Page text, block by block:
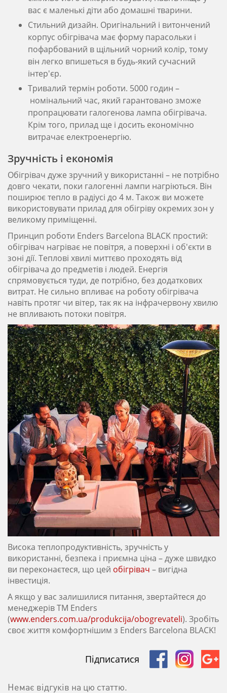
вас є маленькі діти або домашні тварини.
Стильний дизайн. Оригінальний і витончений
корпус обігрівача має форму парасольки і
пофарбований в щільний чорний колір, тому
він легко впишеться в будь-який сучасний
інтер'єр.
Тривалий термін роботи. 5000 годин –
номінальний час, який гарантовано зможе
пропрацювати галогенова лампа обігрівача.
Крім того, прилад ще і досить економічно
витрачає електроенергію.
Зручність і економія
Обігрівач дуже зручний у використанні – не потрібно
довго чекати, поки галогенні лампи нагріються. Він
поширює тепло в радіусі до 4 м. Також ви можете
використовувати прилад для обігріву окремих зон у
великому приміщенні.
Принцип роботи Enders Barcelona BLACK простий:
обігрівач нагріває не повітря, а поверхні і об'єкти в
зоні дії. Теплові хвилі миттєво проходять від
обігрівача до предметів і людей. Енергія
спрямовується туди, де потрібно, без додаткових
витрат. Не сильно впливає на роботу обігрівача
навіть протяг чи вітер, так як на інфрачервону хвилю
не впливають потоки повітря.
Висока теплопродуктивність, зручність у
використанні, безпека і приємна ціна – дуже швидко
ви переконаєтеся, що цей обігрівач – вигідна
інвестиція.
А якщо у вас залишилися питання, звертайтеся до
менеджерів ТМ Enders
(www.enders.com.ua/produkcija/obogrevateli). Зробіть
своє життя комфортнішим з Enders Barcelona BLACK!
Підписатися
Немає відгуків на цю статтю.